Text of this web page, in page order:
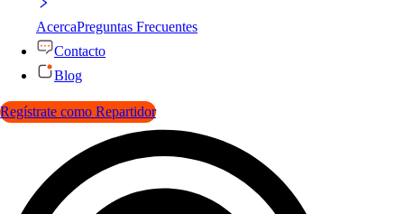
AcercaPreguntas Frecuentes
Contacto
Blog
Regístrate como Repartidor